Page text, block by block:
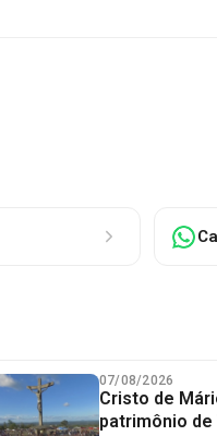
07/08/2026
Cristo de
patrimônio